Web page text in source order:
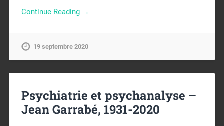
Continue Reading →
19 septembre 2020
Psychiatrie et psychanalyse –
Jean Garrabé, 1931-2020